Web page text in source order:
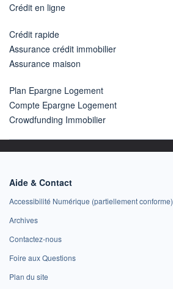
Crédit en ligne
Crédit rapide
Assurance crédit immobilier
Assurance maison
Plan Epargne Logement
Compte Epargne Logement
Crowdfunding Immobilier
Aide & Contact
Accessibilité Numérique (partiellement conforme)
Archives
Contactez-nous
Foire aux Questions
Plan du site